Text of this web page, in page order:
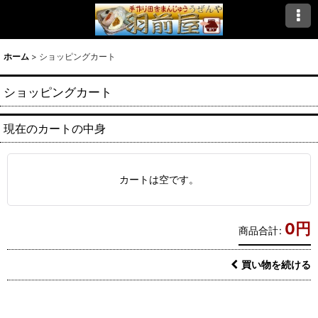
ホーム > ショッピングカート
ショッピングカート
現在のカートの中身
カートは空です。
商品合計: 0円
買い物を続ける